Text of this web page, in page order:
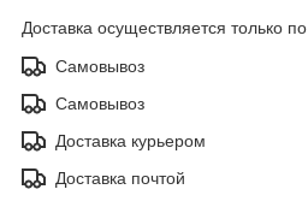
Доставка осуществляется только
Самовывоз
Самовывоз
Доставка курьером
Доставка почтой